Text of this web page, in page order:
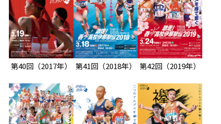
第40回（2017年） 第41回（2018年） 第42回 （2019年）